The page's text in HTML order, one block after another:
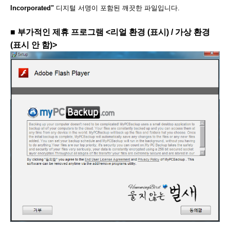
Incorporated" 디지털 서명이 포함된 깨끗한 파일입니다.
■ 부가적인 제휴 프로그램 <리얼 환경 (표시) / 가상 환경
(표시 안 함)>